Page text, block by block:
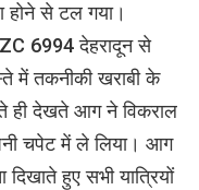
होने से टल गया।
6994 देहरादून से
में तकनीकी खराबी के
देखते आग ने विकराल
चपेट में ले लिया। आग
हुए सभी यात्रियों